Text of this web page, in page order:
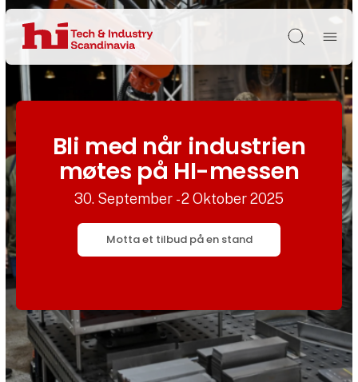
Søg
Bli med når industrien
møtes på HI-messen
30. September - 2 Oktober 2025
Motta et tilbud på en stand